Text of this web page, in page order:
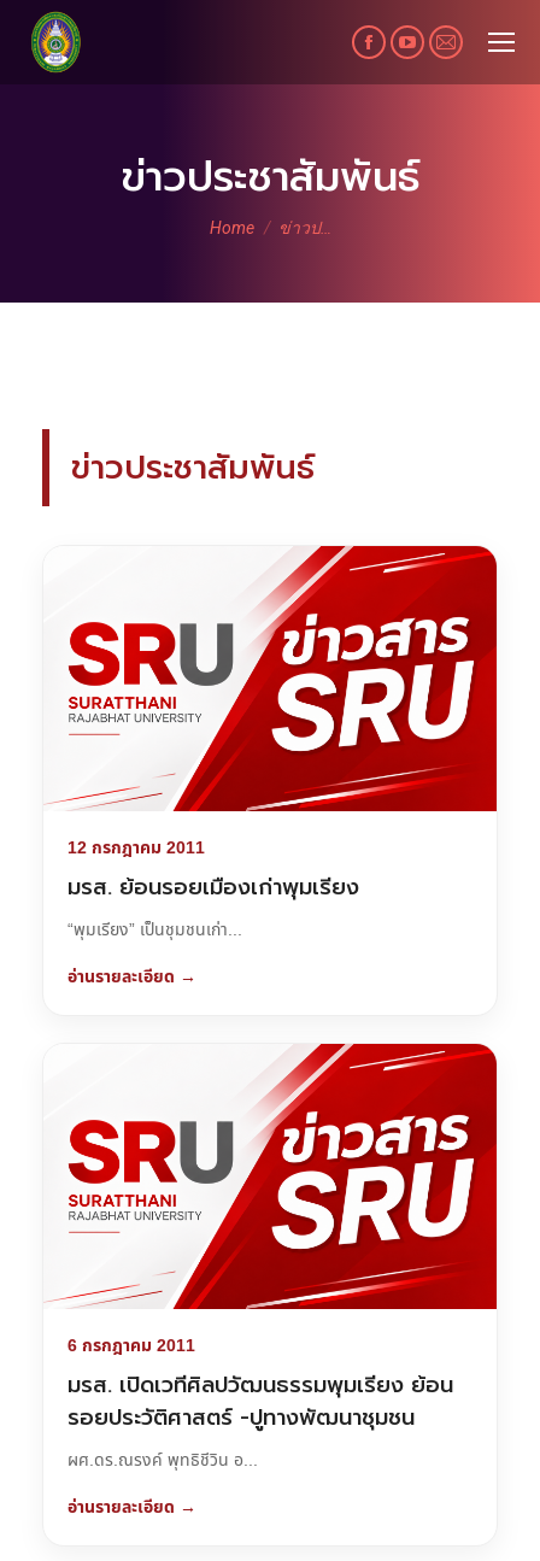
Facebook
page
in
new
YouTube
page
in
new
Mail
page
ข่าวประชาสัมพันธ์
You are here:
Home ข่าวป…
ข่าวประชาสัมพันธ์
12 กรกฎาคม 2011
มรส. ย้อนรอยเมืองเก่าพุมเรียง
“พุมเรียง” เป็นชุมชนเก่า...
อ่านรายละเอียด →
6 กรกฎาคม 2011
มรส. เปิดเวทีศิลปวัฒนธรรมพุมเรียง ย้อน
รอยประวัติศาสตร์ -ปูทางพัฒนาชุมชน
ผศ.ดร.ณรงค์ พุทธิชีวิน อ...
อ่านรายละเอียด →